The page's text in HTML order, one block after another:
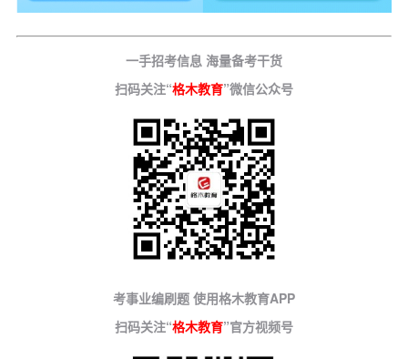
一手招考信息 海量备考干货
扫码关注“格木教育”微信公众号
考事业编刷题 使用格木教育APP
扫码关注“格木教育”官方视频号